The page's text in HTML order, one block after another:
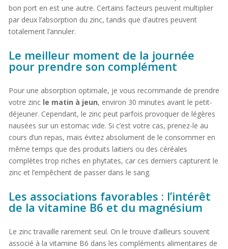
bon port en est une autre. Certains facteurs peuvent multiplier
par deux l’absorption du zinc, tandis que d’autres peuvent
totalement l’annuler.
Le meilleur moment de la journée
pour prendre son complément
Pour une absorption optimale, je vous recommande de prendre
votre zinc le matin à jeun, environ 30 minutes avant le petit-
déjeuner. Cependant, le zinc peut parfois provoquer de légères
nausées sur un estomac vide. Si c’est votre cas, prenez-le au
cours d’un repas, mais évitez absolument de le consommer en
même temps que des produits laitiers ou des céréales
complètes trop riches en phytates, car ces derniers capturent le
zinc et l’empêchent de passer dans le sang.
Les associations favorables : l’intérêt
de la vitamine B6 et du magnésium
Le zinc travaille rarement seul. On le trouve d’ailleurs souvent
associé à la vitamine B6 dans les compléments alimentaires de